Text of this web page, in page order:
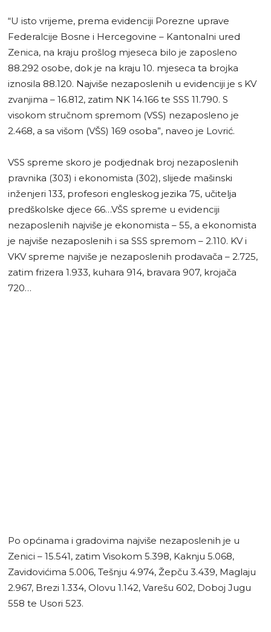
“U isto vrijeme, prema evidenciji Porezne uprave
Federalcije Bosne i Hercegovine – Kantonalni ured
Zenica, na kraju prošlog mjeseca bilo je zaposleno
88.292 osobe, dok je na kraju 10. mjeseca ta brojka
iznosila 88.120. Najviše nezaposlenih u evidenciji je s KV
zvanjima – 16.812, zatim NK 14.166 te SSS 11.790. S
visokom stručnom spremom (VSS) nezaposleno je
2.468, a sa višom (VŠS) 169 osoba”, naveo je Lovrić.
VSS spreme skoro je podjednak broj nezaposlenih
pravnika (303) i ekonomista (302), slijede mašinski
inženjeri 133, profesori engleskog jezika 75, učitelja
predškolske djece 66…VŠS spreme u evidenciji
nezaposlenih najviše je ekonomista – 55, a ekonomista
je najviše nezaposlenih i sa SSS spremom – 2.110. KV i
VKV spreme najviše je nezaposlenih prodavača – 2.725,
zatim frizera 1.933, kuhara 914, bravara 907, krojača
720…
Po općinama i gradovima najviše nezaposlenih je u
Zenici – 15.541, zatim Visokom 5.398, Kaknju 5.068,
Zavidovićima 5.006, Tešnju 4.974, Žepču 3.439, Maglaju
2.967, Brezi 1.334, Olovu 1.142, Varešu 602, Doboj Jugu
558 te Usori 523.